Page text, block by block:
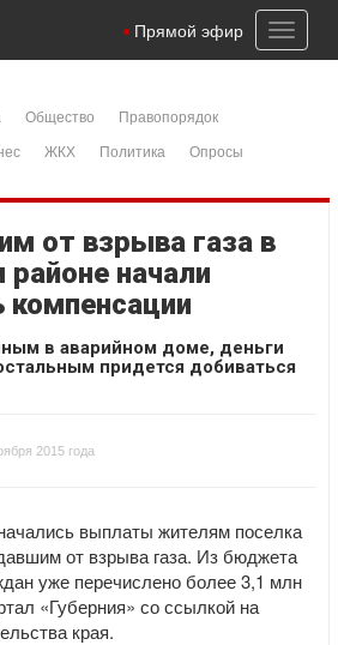
Toggle
Прямой эфир
Общество
Правопорядок
ЖКХ Политика
Опросы
от взрыва газа в
начали
компенсации
в аварийном доме, деньги
придется добиваться
2015 года
выплаты жителям поселка
от взрыва газа. Из бюджета
уже перечислено более 3,1 млн
«Губерния» со ссылкой на
края.